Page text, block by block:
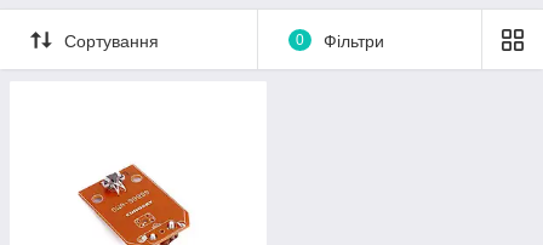
Сортування 0 Фільтри